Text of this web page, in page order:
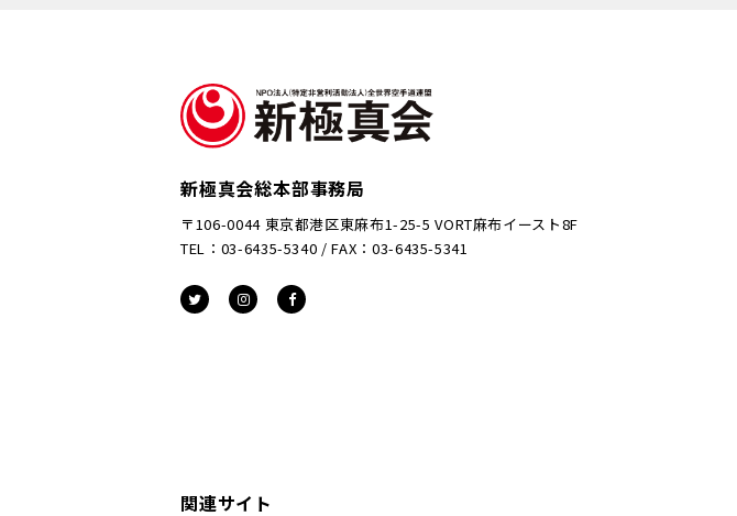
新極真会総本部事務局
〒106-0044 東京都港区東麻布1-25-5 VORT麻布イースト8F
TEL：03-6435-5340 / FAX：03-6435-5341
関連サイト